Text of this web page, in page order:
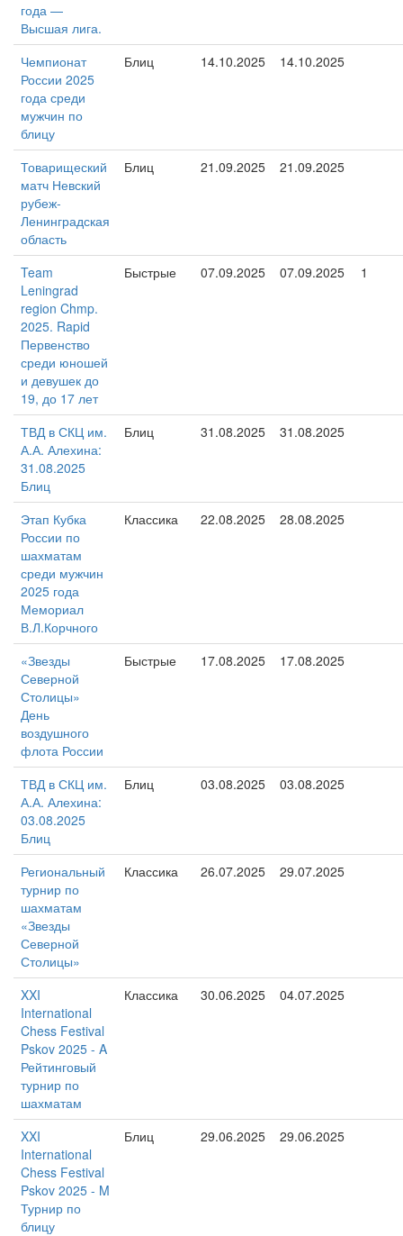
года —
Высшая лига.
Чемпионат
России 2025
года среди
мужчин по
блицу
Блиц 14.10.2025 14.10.2025
Товарищеский
матч Невский
рубеж-
Ленинградская
область
Блиц 21.09.2025 21.09.2025
Team
Leningrad
region Chmp.
2025. Rapid
Первенство
среди юношей
и девушек до
19, до 17 лет
Быстрые 07.09.2025 07.09.2025 1
ТВД в СКЦ им.
А.А. Алехина:
31.08.2025
Блиц
Блиц 31.08.2025 31.08.2025
Этап Кубка
России по
шахматам
среди мужчин
2025 года
Мемориал
В.Л.Корчного
Классика 22.08.2025 28.08.2025
«Звезды
Северной
Столицы»
День
воздушного
флота России
Быстрые 17.08.2025 17.08.2025
ТВД в СКЦ им.
А.А. Алехина:
03.08.2025
Блиц
Блиц 03.08.2025 03.08.2025
Региональный
турнир по
шахматам
«Звезды
Северной
Столицы»
Классика 26.07.2025 29.07.2025
XXI
International
Chess Festival
Pskov 2025 - A
Рейтинговый
турнир по
шахматам
Классика 30.06.2025 04.07.2025
XXI
International
Chess Festival
Pskov 2025 - M
Турнир по
блицу
Блиц 29.06.2025 29.06.2025